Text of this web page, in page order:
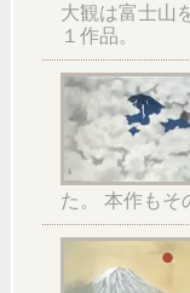
大観は富士山
１作品。
た。 本作もそ